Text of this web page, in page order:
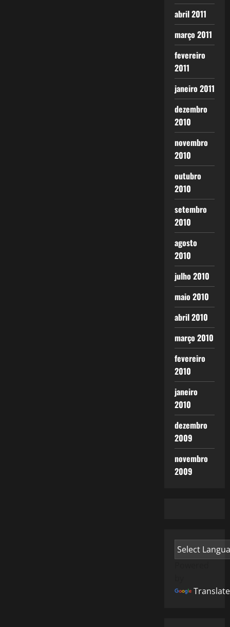
abril 2011
março 2011
fevereiro
2011
janeiro 2011
dezembro
2010
novembro
2010
outubro
2010
setembro
2010
agosto
2010
julho 2010
maio 2010
abril 2010
março 2010
fevereiro
2010
janeiro
2010
dezembro
2009
novembro
2009
Translate